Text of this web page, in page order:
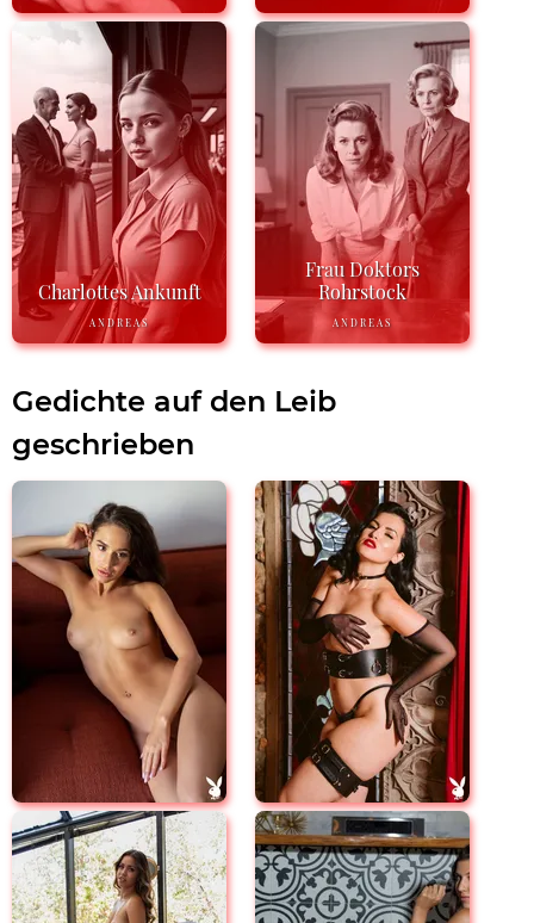
Charlottes Ankunft
ANDREAS
Frau Doktors
Rohrstock
ANDREAS
Gedichte auf den Leib
geschrieben